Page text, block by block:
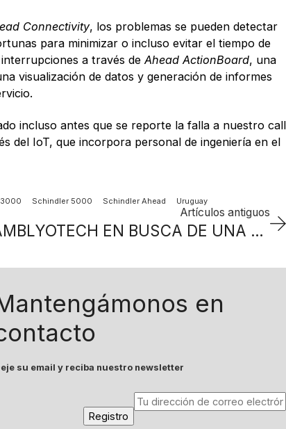
Connectivity, los problemas se pueden detectar
para minimizar o incluso evitar el tiempo de
a través de Ahead ActionBoard, una
visualización de datos y generación de informes
incluso antes que se reporte la falla a nuestro call
del IoT, que incorpora personal de ingeniería en el
Schindler 5000 Schindler Ahead Uruguay
NOVARTIS ADQUIERE AMBLYOTECH EN BUSCA DE UNA NOVEDOSA TERAPIA DIGITAL
Artículos antiguos
en
su email y reciba nuestro newsletter